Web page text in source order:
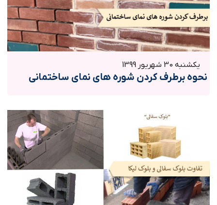
یکشنبه 30 شهریور 1399
نحوه برطرف کردن شوره های نمای ساختمانی